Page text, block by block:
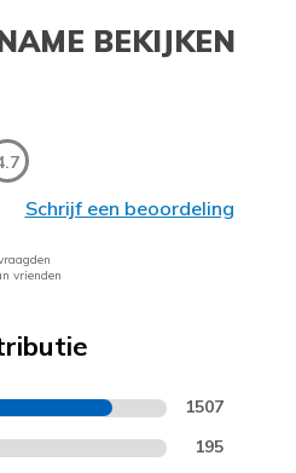
BEKIJKEN
Schrijf een beoordeling
vrienden
1507
195